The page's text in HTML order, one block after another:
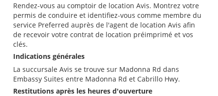
Rendez-vous au comptoir de location Avis. Montrez votre
permis de conduire et identifiez-vous comme membre du
service Preferred auprès de l'agent de location Avis afin
de recevoir votre contrat de location préimprimé et vos
clés.
Indications générales
La succursale Avis se trouve sur Madonna Rd dans
Embassy Suites entre Madonna Rd et Cabrillo Hwy.
Restitutions après les heures d'ouverture